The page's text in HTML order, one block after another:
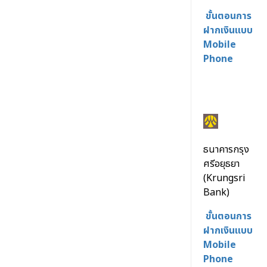
ขั้นตอนการ
ฝากเงินแบบ
Mobile
Phone
ธนาคารกรุง
ศรีอยุธยา
(Krungsri
Bank)
ขั้นตอนการ
ฝากเงินแบบ
Mobile
Phone